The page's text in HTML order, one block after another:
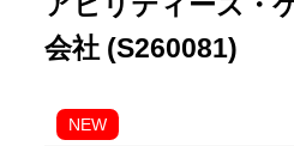
会社 (S260081)
NEW